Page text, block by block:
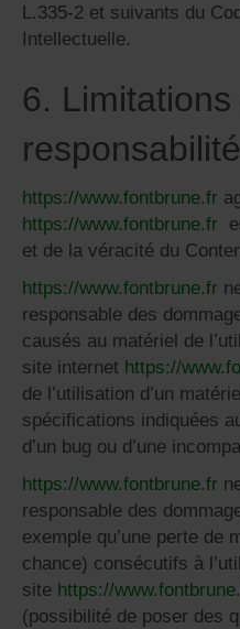
L.335-2 et suivants du
Intellectuelle.
6. Limitations
https://www.fontbrune.fr
https://www.fontbrune.fr
et de la véracité du
https://www.fontbrune.fr
responsable des
causés au matériel de
site internet https://
de l’utilisation d’un
spécifications indiquées
d’un bug ou d’une
https://www.fontbrune.fr
responsable des
exemple qu’une perte de
chance) consécutifs à
site https://
(possibilité de poser des